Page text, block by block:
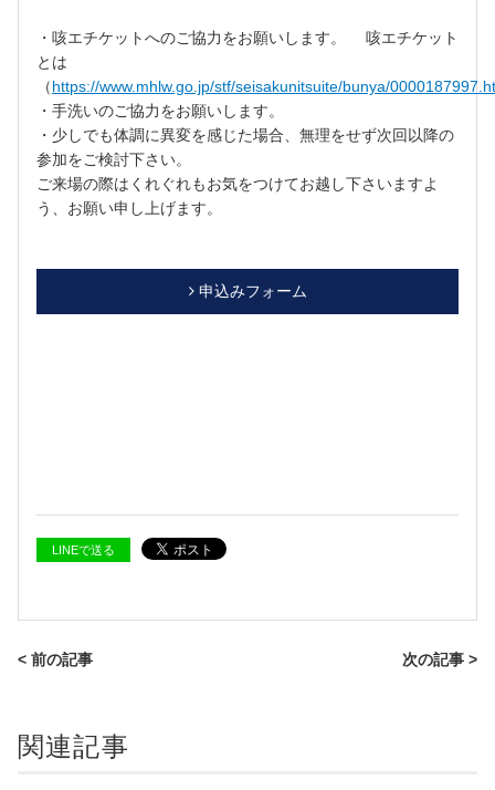
・咳エチケットへのご協力をお願いします。 咳エチケット
とは
（https://www.mhlw.go.jp/stf/seisakunitsuite/bunya/
・手洗いのご協力をお願いします。
・少しでも体調に異変を感じた場合、無理をせず次回以降の
参加をご検討下さい。
ご来場の際はくれぐれもお気をつけてお越し下さいますよ
う、お願い申し上げます。
申込みフォーム
LINEで送る
< 前の記事 次の記事 >
関連記事